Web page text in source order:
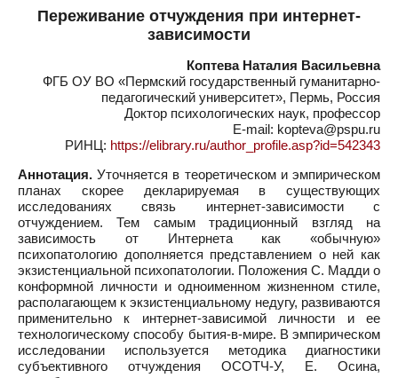
Переживание отчуждения при интернет-
зависимости
Коптева Наталия Васильевна
ФГБ ОУ ВО «Пермский государственный гуманитарно-
педагогический университет», Пермь, Россия
Доктор психологических наук, профессор
E-mail: kopteva@pspu.ru
РИНЦ: https://elibrary.ru/author_profile.asp?id=542343
Аннотация. Уточняется в теоретическом и эмпирическом
планах скорее декларируемая в существующих
исследованиях связь интернет-зависимости с
отчуждением. Тем самым традиционный взгляд на
зависимость от Интернета как «обычную»
психопатологию дополняется представлением о ней как
экзистенциальной психопатологии. Положения С. Мадди о
конформной личности и одноименном жизненном стиле,
располагающем к экзистенциальному недугу, развиваются
применительно к интернет-зависимой личности и ее
технологическому способу бытия-в-мире. В эмпирическом
исследовании используется методика диагностики
субъективного отчуждения ОСОТЧ-У, Е. Осина,